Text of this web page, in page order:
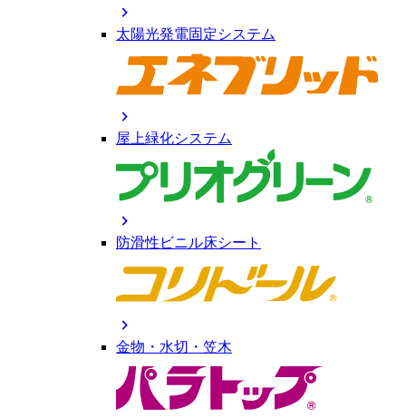
chevron_right
太陽光発電固定システム
chevron_right
屋上緑化システム
chevron_right
防滑性ビニル床シート
chevron_right
金物・水切・笠木